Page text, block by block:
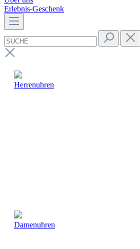
Erlebnis-Geschenk
Herrenuhren
Damenuhren